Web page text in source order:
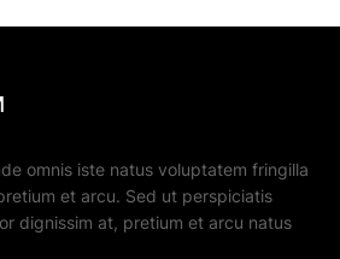
omnis iste natus voluptatem fringilla
et arcu. Sed ut perspiciatis
dignissim at, pretium et arcu natus